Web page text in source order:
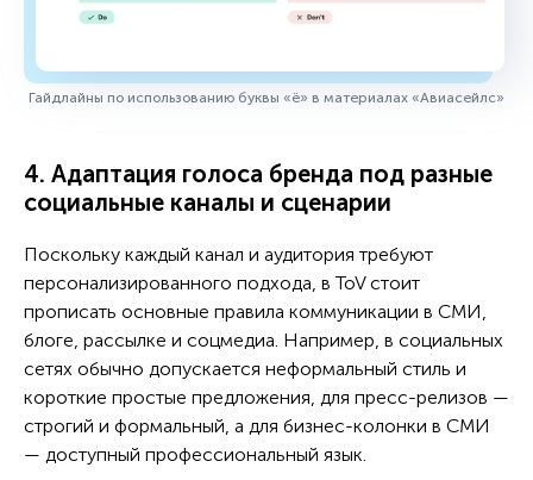
Гайдлайны по использованию буквы «ё» в материалах «Авиасейлс»
4. Адаптация голоса бренда под разные
социальные каналы и сценарии
Поскольку каждый канал и аудитория требуют
персонализированного подхода, в ToV стоит
прописать основные правила коммуникации в СМИ,
блоге, рассылке и соцмедиа. Например, в социальных
сетях обычно допускается неформальный стиль и
короткие простые предложения, для пресс-релизов —
строгий и формальный, а для бизнес-колонки в СМИ
— доступный профессиональный язык.